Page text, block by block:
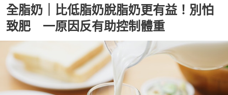
全脂奶｜比低脂奶脫脂奶更有益！別怕
致肥 一原因反有助控制體重